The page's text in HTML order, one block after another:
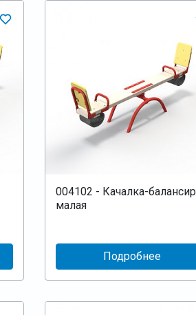
004102 - Качалка-балансир
малая
Подробнее